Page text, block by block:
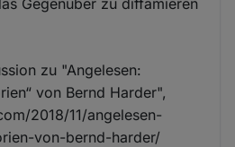
zu "Angelesen:
von Bernd Harder",
2018/11/angelesen-
von-bernd-harder/